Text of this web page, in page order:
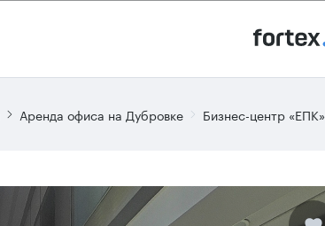
Аренда офиса на Дубровке Бизнес-центр «ЕПК»